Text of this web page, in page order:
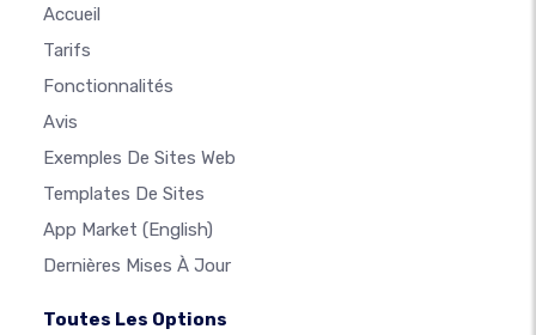
Accueil
Tarifs
Fonctionnalités
Avis
Exemples De Sites Web
Templates De Sites
App Market (English)
Dernières Mises À Jour
Toutes Les Options